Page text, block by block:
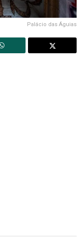
Palácio das Águias